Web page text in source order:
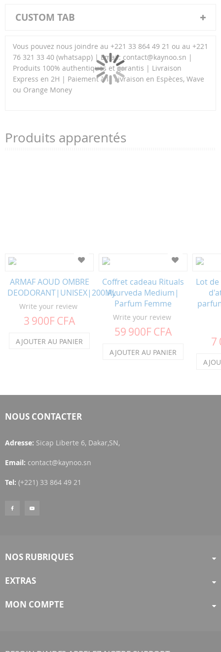
CUSTOM TAB
Vous pouvez nous joindre au +221 33 864 49 21 ou au +221
76 321 33 40 (whatsapp) | Email: contact@kaynoo.sn |
Produits 100% authentiques et garantis | Livraison
Express en 2H | Paiement à la Livraison en Espèces, Wave
ou Orange Money
Produits apparentés
ARMAF AOUD OMBRE
DEODORANT|UNISEX|200ML
Write your review
3 900F CFA
AJOUTER AU PANIER
Coffret cadeau Rituals
Ayurveda Medium|
Parfum Femme
Write your review
59 900F CFA
AJOUTER AU PANIER
Lot
7
NOUS CONTACTER
Adresse: Sicap Liberte 6, Dakar,SN,
Email: contact@kaynoo.sn
Tel: (+221) 33 864 49 21
NOS RUBRIQUES
EXTRAS
MON COMPTE